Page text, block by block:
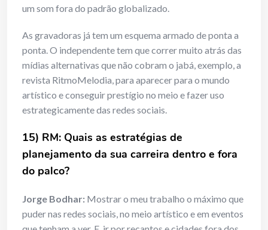
um som fora do padrão globalizado.
As gravadoras já tem um esquema armado de ponta a
ponta. O independente tem que correr muito atrás das
mídias alternativas que não cobram o jabá, exemplo, a
revista RitmoMelodia, para aparecer para o mundo
artístico e conseguir prestígio no meio e fazer uso
estrategicamente das redes sociais.
15) RM: Quais as estratégias de
planejamento da sua carreira dentro e fora
do palco?
Jorge Bodhar: Mostrar o meu trabalho o máximo que
puder nas redes sociais, no meio artístico e em eventos